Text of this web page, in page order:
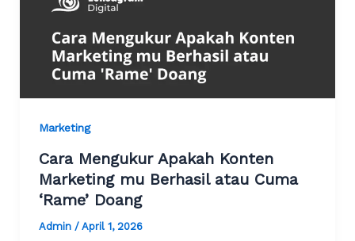
Marketing
Cara Mengukur Apakah Konten
Marketing mu Berhasil atau Cuma
‘Rame’ Doang
Admin / April 1, 2026